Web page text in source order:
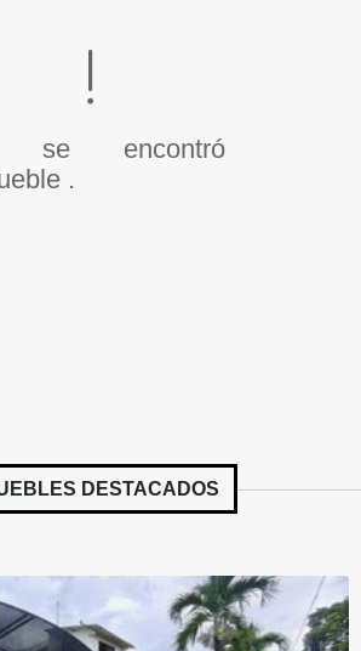
se encontró
.
DESTACADOS